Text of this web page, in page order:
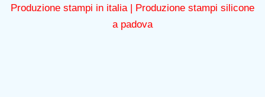
Produzione stampi in italia |
Produzione stampi silicone
a padova